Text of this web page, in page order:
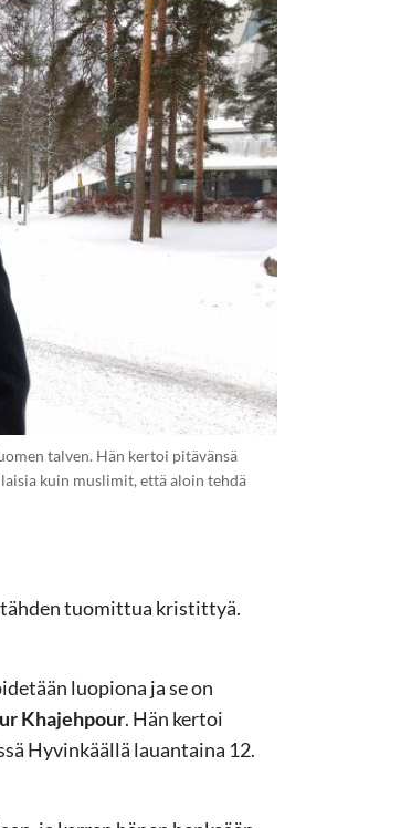
talven. Hän kertoi pitävänsä
kuin muslimit, että aloin tehdä
tähden tuomittua kristittyä.
luopiona ja se on
Khajehpour. Hän kertoi
Hyvinkäällä lauantaina 12.